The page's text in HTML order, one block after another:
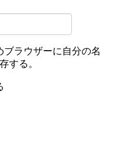
ラウザーに自分の名
する。